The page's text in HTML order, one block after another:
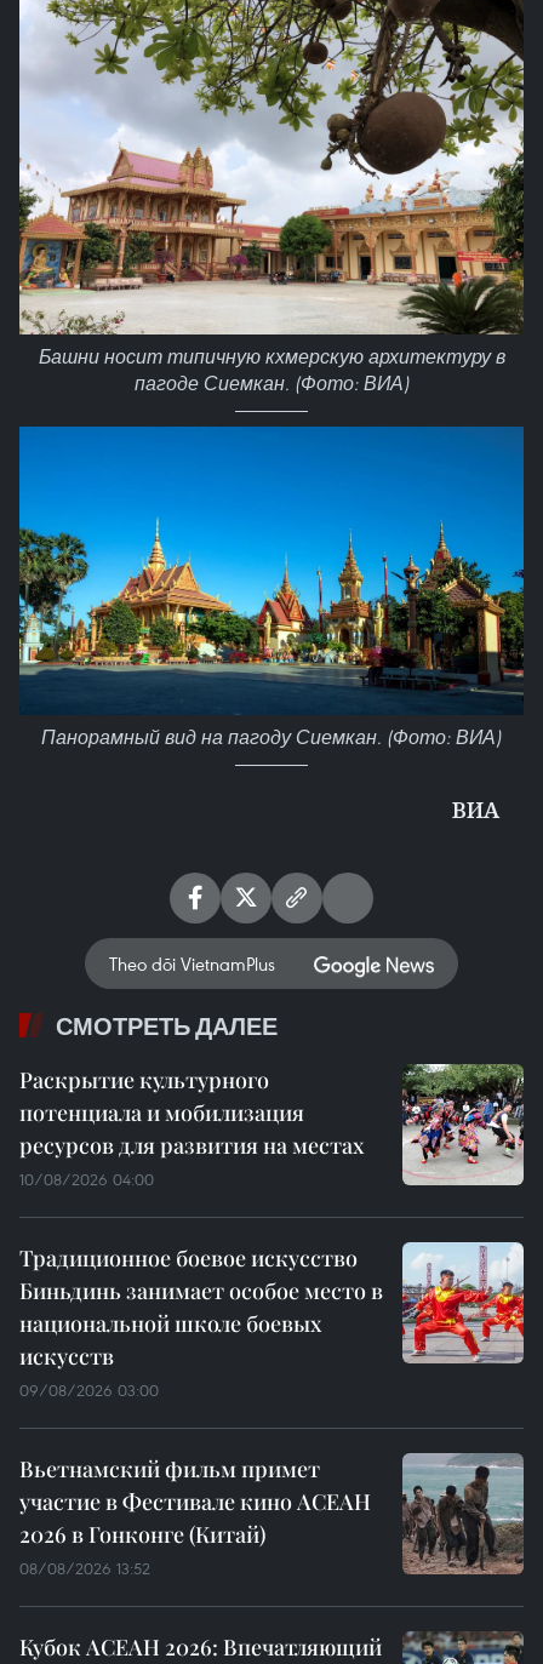
Башни носит типичную кхмерскую архитектуру в
пагоде Сиемкан. (Фото: ВИА)
Панорамный вид на пагоду Сиемкан. (Фото: ВИА)
ВИА
Theo dõi VietnamPlus
СМОТРЕТЬ ДАЛЕЕ
Раскрытие культурного
потенциала и мобилизация
ресурсов для развития на местах
10/08/2026 04:00
Традиционное боевое искусство
Биньдинь занимает особое место в
национальной школе боевых
искусств
09/08/2026 03:00
Вьетнамский фильм примет
участие в Фестивале кино АСЕАН
2026 в Гонконге (Китай)
08/08/2026 13:52
Кубок АСЕАН 2026: Впечатляющий